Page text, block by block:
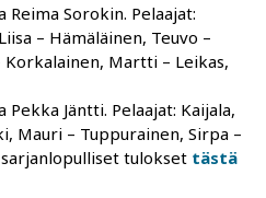
Reima Sorokin. Pelaajat:
– Hämäläinen, Teuvo –
Korkalainen, Martti – Leikas,
Jäntti. Pelaajat: Kaijala,
Mauri – Tuppurainen, Sirpa –
sarjanlopulliset tulokset tästä